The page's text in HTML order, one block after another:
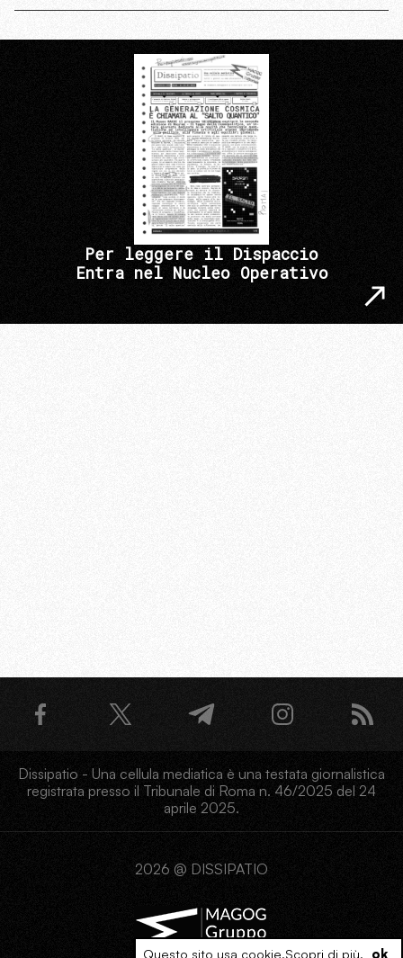
Per leggere il Dispaccio
Entra nel Nucleo Operativo
Dissipatio - Una cellula mediatica è una testata giornalistica
registrata presso il Tribunale di Roma n. 46/2025 del 24
aprile 2025.
2026 @ DISSIPATIO
Questo sito usa cookie.Scopri di più. ok